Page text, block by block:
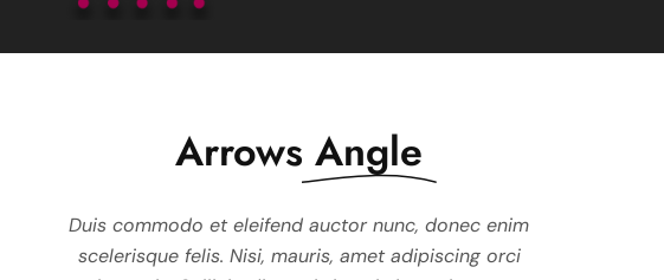
Arrows Angle
Duis commodo et eleifend auctor nunc, donec enim
scelerisque felis. Nisi, mauris, amet adipiscing orci
Duis commodo et eleifend auctor nunc,
scelerisque felis. Nisi, mauris, amet